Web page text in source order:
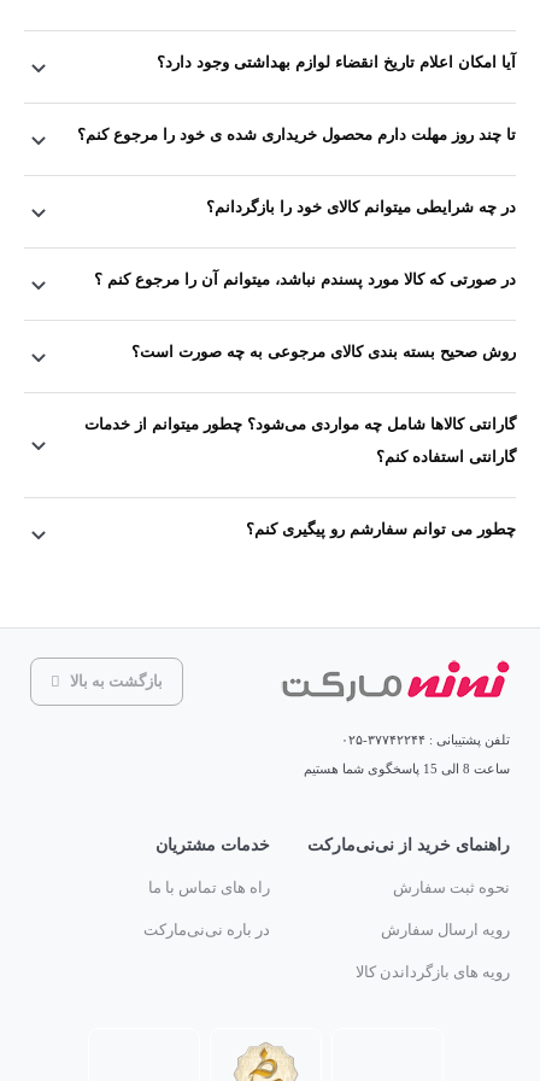
آیا امکان اعلام تاریخ انقضاء لوازم بهداشتی وجود دارد؟
تا چند روز مهلت دارم محصول خریداری شده ی خود را مرجوع کنم؟
در چه شرایطی میتوانم کالای خود را بازگردانم؟
در صورتی که کالا مورد پسندم نباشد، میتوانم آن را مرجوع کنم ؟
روش صحیح بسته بندی کالای مرجوعی به چه صورت است؟
گارانتی کالاها شامل چه مواردی می‏‌شود؟ چطور میتوانم از خدمات
گارانتی استفاده کنم؟
چطور می توانم سفارشم رو پیگیری کنم؟
بازگشت به بالا
تلفن پشتیبانی : ۳۷۷۴۲۲۴۴-۰۲۵
ساعت 8 الی 15 پاسخگوی شما هستیم
راهنمای خرید از نی‌نی‌مارکت
نحوه ثبت سفارش
رویه ارسال سفارش
رویه های بازگرداندن کالا
خدمات مشتریان
راه های تماس با ما
در باره نی‌نی‌مارکت